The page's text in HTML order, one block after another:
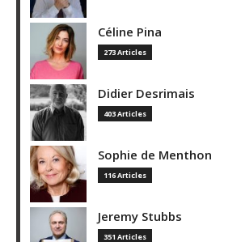
Céline Pina
273 Articles
Didier Desrimais
403 Articles
Sophie de Menthon
116 Articles
Jeremy Stubbs
351 Articles